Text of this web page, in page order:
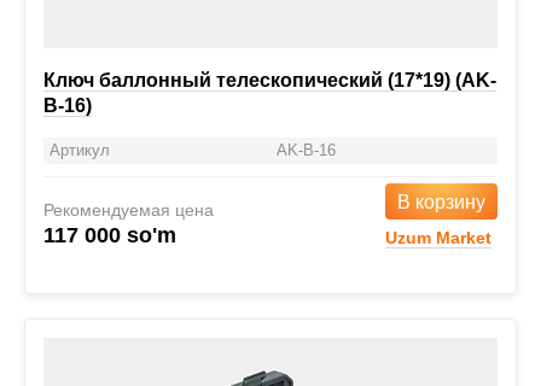
Ключ баллонный телескопический (17*19) (AK-
B-16)
Артикул AK-B-16
Рекомендуемая цена
117 000 so'm
В корзину
Uzum Market